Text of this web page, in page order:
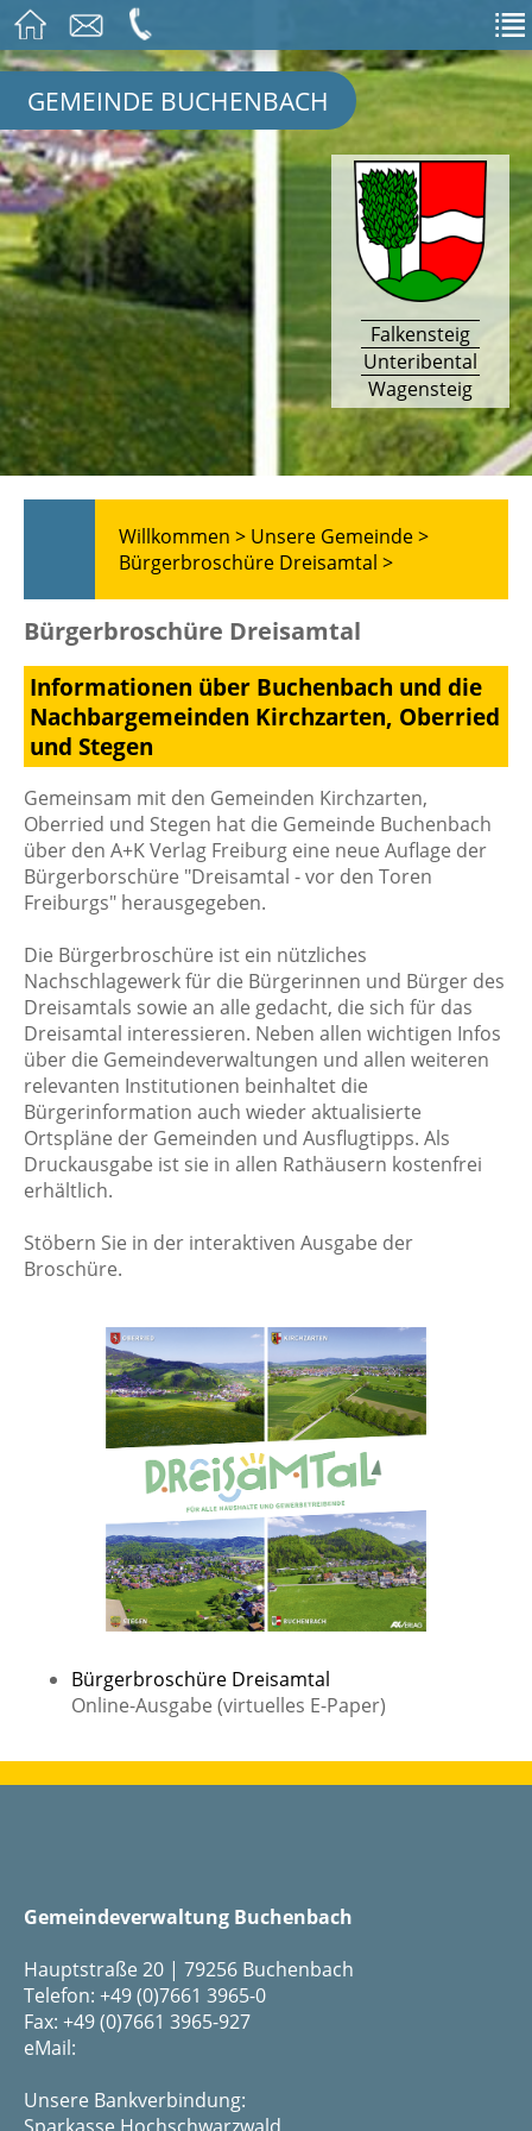
GEMEINDE BUCHENBACH
Falkensteig
Unteribental
Wagensteig
Willkommen > Unsere Gemeinde >
Bürgerbroschüre Dreisamtal >
Bürgerbroschüre Dreisamtal
Informationen über Buchenbach und die
Nachbargemeinden Kirchzarten, Oberried
und Stegen
Gemeinsam mit den Gemeinden Kirchzarten,
Oberried und Stegen hat die Gemeinde Buchenbach
über den A+K Verlag Freiburg eine neue Auflage der
Bürgerborschüre "Dreisamtal - vor den Toren
Freiburgs" herausgegeben.
Die Bürgerbroschüre ist ein nützliches
Nachschlagewerk für die Bürgerinnen und Bürger des
Dreisamtals sowie an alle gedacht, die sich für das
Dreisamtal interessieren. Neben allen wichtigen Infos
über die Gemeindeverwaltungen und allen weiteren
relevanten Institutionen beinhaltet die
Bürgerinformation auch wieder aktualisierte
Ortspläne der Gemeinden und Ausflugtipps. Als
Druckausgabe ist sie in allen Rathäusern kostenfrei
erhältlich.
Stöbern Sie in der interaktiven Ausgabe der
Broschüre.
Bürgerbroschüre Dreisamtal
Online-Ausgabe (virtuelles E-Paper)
Gemeindeverwaltung Buchenbach
Hauptstraße 20 | 79256 Buchenbach
Telefon: +49 (0)7661 3965-0
Fax: +49 (0)7661 3965-927
eMail:
Unsere Bankverbindung: